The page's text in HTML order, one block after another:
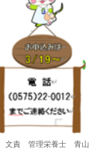
文責 管理栄養士 青山